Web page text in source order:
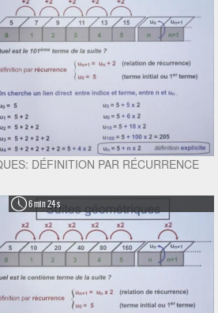
DÉFINITION PAR RÉCURRENCE
6 min 24 s